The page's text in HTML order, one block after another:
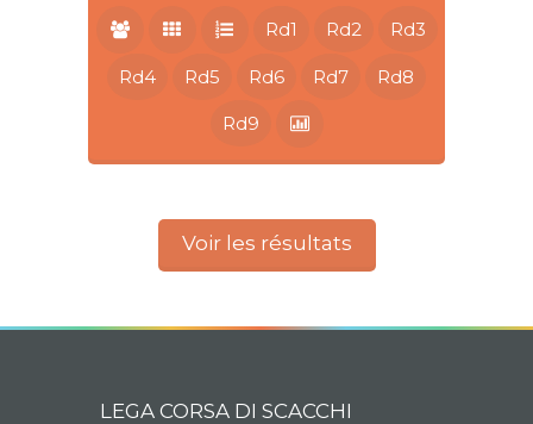
Rd1 Rd2 Rd3
Rd4 Rd5 Rd6 Rd7 Rd8
Rd9
Voir les résultats
LEGA CORSA DI SCACCHI